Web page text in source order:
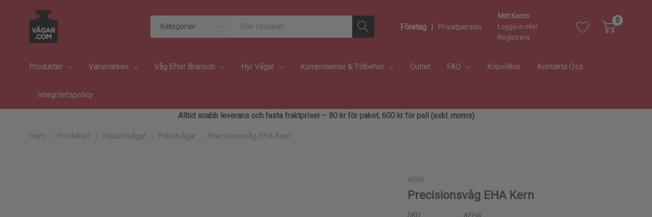
Kategorier
Sök
Företag | Privatperson
Mitt Konto
Logga in eller
Registrera
0
Produkter Varumärken Våg Efter Bransch Hyr Vågar Komponenter & Tillbehör Outlet FAQ Köpvillkor Kontakta Oss
Integritetspolicy
Alltid snabb leverans och fasta fraktpriser – 80 kr för paket, 600 kr för pall (exkl. moms)
Hem Produkter Industrivågar Paketvågar Precisionsvåg EHA Kern
KERN
Precisionsvåg EHA Kern
SKU: KEHA